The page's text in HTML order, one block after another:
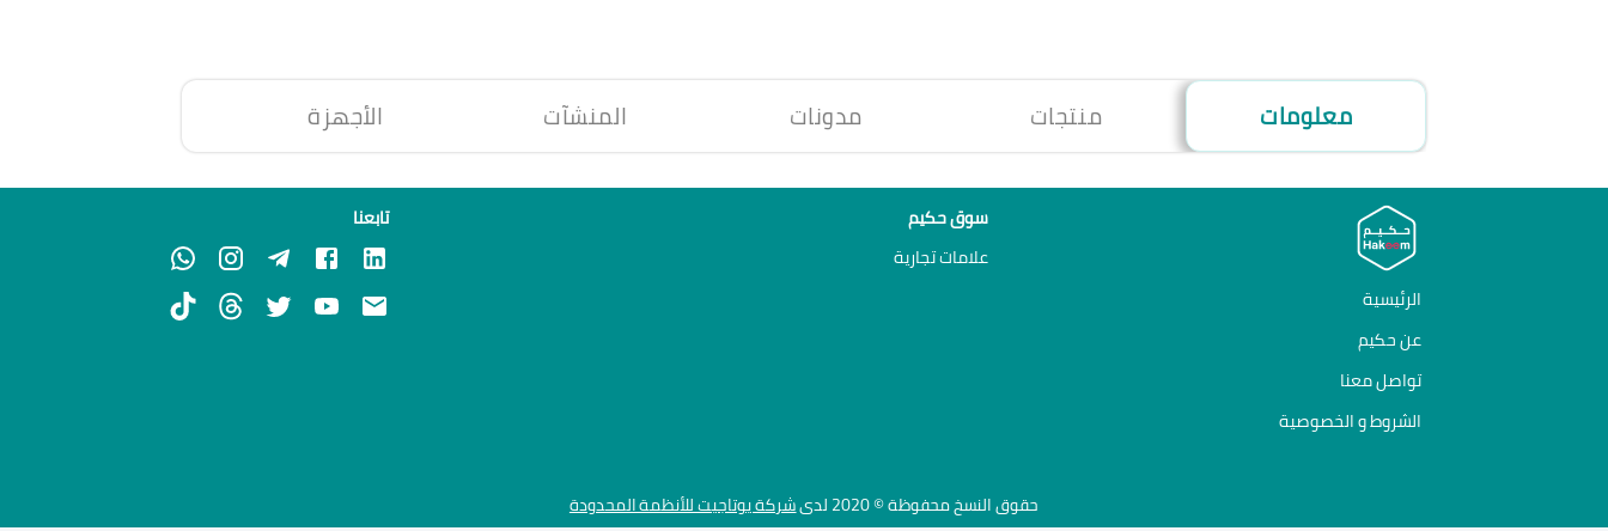
معلومات منتجات مدونات المنشآت الأجهزة
الرئيسية
عن حكيم
تواصل معنا
الشروط و الخصوصية
سوق حكيم
علامات تجارية
تابعنا
حقوق النسخ محفوظة © 2020 لدى شركة يوتاجيت للأنظمة المحدودة